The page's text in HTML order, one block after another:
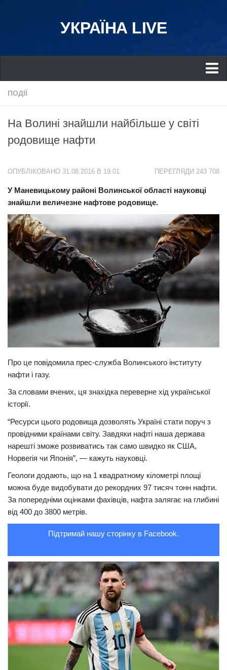
УКРАЇНА LIVE
Україна
Дніпро
Львів
Харків
Донбас
Схід
Прикарпаття
Економіка
Політика
Світ
Цікаво
Історії
Привітання
Події
Курйози
Суспільство
Культура
#Війна
ПОДІЇ
На Волині знайшли найбільше у світі
родовище нафти
ПЕРЕГЛЯДИ 243 708
ОПУБЛІКОВАНО 31.08.2016 В 19:01
У Маневицькому районі Волинської області науковці
знайшли величезне нафтове родовище.
Про це повідомила прес-служба Волинського інституту
нафти і газу.
За словами вчених, ця знахідка переверне хід української
історії.
“Ресурси цього родовища дозволять Україні стати поруч з
провідними країнами світу. Завдяки нафті наша держава
нарешті зможе розвиватись так само швидко як США,
Норвегія чи Японія”, — кажуть науковці.
Геологи додають, що на 1 квадратному кілометрі площі
можна буде видобувати до рекордних 97 тисяч тонн нафти.
За попередніми оцінками фахівців, нафта залягає на глибині
від 400 до 3800 метрів.
Підтримай нашу сторінку в Facebook.